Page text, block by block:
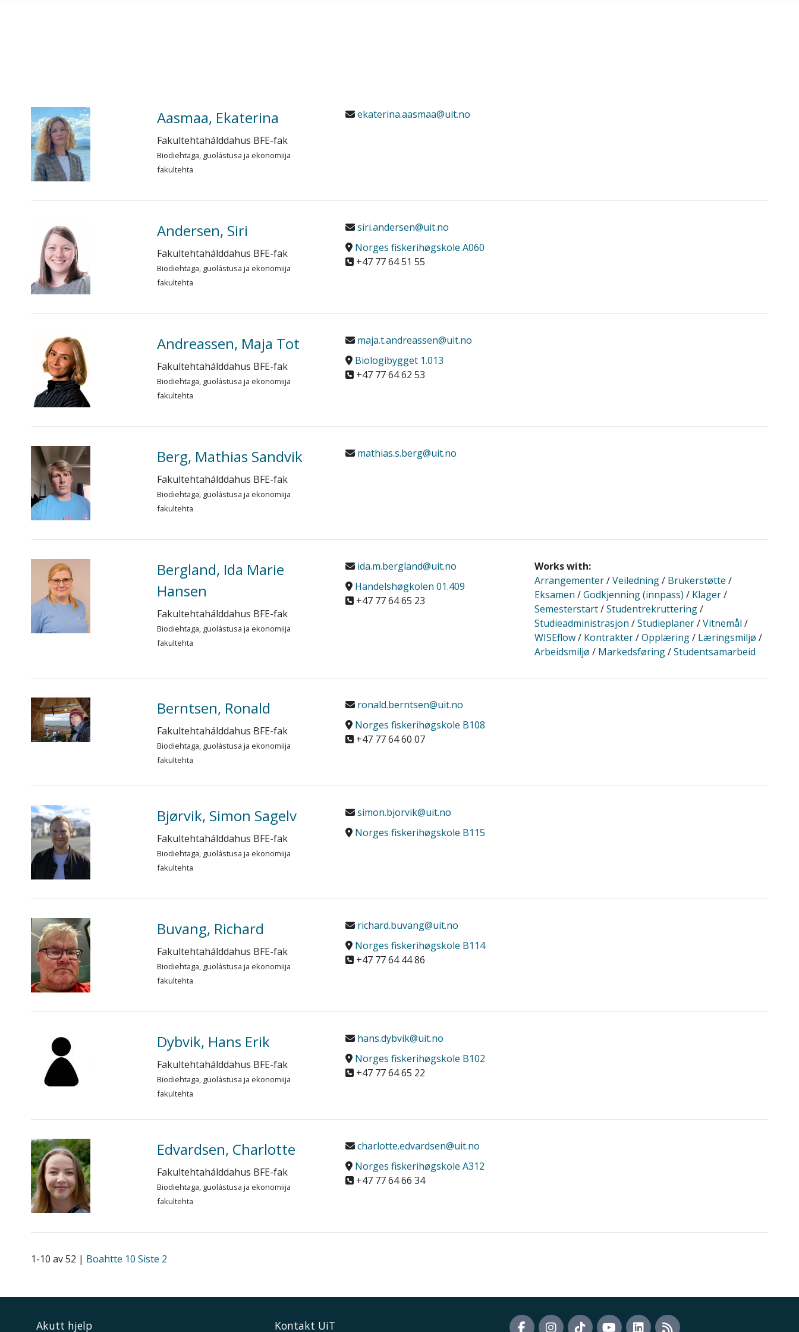
Aasmaa, Ekaterina
Fakultehtahálddahus BFE-fak
Biodiehtaga, guolástusa ja ekonomiija
fakultehta
ekaterina.aasmaa@uit.no
Andersen, Siri
Fakultehtahálddahus BFE-fak
Biodiehtaga, guolástusa ja ekonomiija
fakultehta
siri.andersen@uit.no
Norges fiskerihøgskole A060
+47 77 64 51 55
Andreassen, Maja Tot
Fakultehtahálddahus BFE-fak
Biodiehtaga, guolástusa ja ekonomiija
fakultehta
maja.t.andreassen@uit.no
Biologibygget 1.013
+47 77 64 62 53
Berg, Mathias Sandvik
Fakultehtahálddahus BFE-fak
Biodiehtaga, guolástusa ja ekonomiija
fakultehta
mathias.s.berg@uit.no
Bergland, Ida Marie
Hansen
Fakultehtahálddahus BFE-fak
Biodiehtaga, guolástusa ja ekonomiija
fakultehta
ida.m.bergland@uit.no
Handelshøgkolen 01.409
+47 77 64 65 23
Works with:
Arrangementer/Veiledning/ Brukerstøtte /
Eksamen /Godkjenning (innpass) / Klager/
Semesterstart/Studentrekruttering/
Studieadministrasjon /Studieplaner/Vitnemål /
WISEflow/ Kontrakter/Opplæring/ Læringsmiljø /
Arbeidsmiljø / Markedsføring/Studentsamarbeid
Berntsen, Ronald
Fakultehtahálddahus BFE-fak
Biodiehtaga, guolástusa ja ekonomiija
fakultehta
ronald.berntsen@uit.no
Norges fiskerihøgskole B108
+47 77 64 60 07
Bjørvik, Simon Sagelv
Fakultehtahálddahus BFE-fak
Biodiehtaga, guolástusa ja ekonomiija
fakultehta
simon.bjorvik@uit.no
Norges fiskerihøgskole B115
Buvang, Richard
Fakultehtahálddahus BFE-fak
Biodiehtaga, guolástusa ja ekonomiija
fakultehta
richard.buvang@uit.no
Norges fiskerihøgskole B114
+47 77 64 44 86
Dybvik, Hans Erik
Fakultehtahálddahus BFE-fak
Biodiehtaga, guolástusa ja ekonomiija
fakultehta
hans.dybvik@uit.no
Norges fiskerihøgskole B102
+47 77 64 65 22
Edvardsen, Charlotte
Fakultehtahálddahus BFE-fak
Biodiehtaga, guolástusa ja ekonomiija
fakultehta
charlotte.edvardsen@uit.no
Norges fiskerihøgskole A312
+47 77 64 66 34
1-10 av 52 | Boahtte 10 Siste 2
Akutt hjelp Kontakt UiT